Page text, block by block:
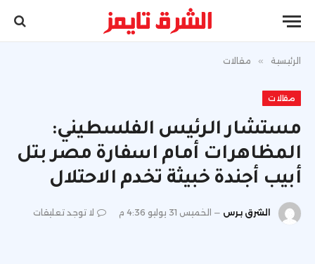
الرئيسية » مقالات
مقالات
مستشار الرئيس الفلسطيني:
المظاهرات أمام اسفارة مصر بتل
أبيب أجندة خبيثة تخدم الاحتلال
الشرق برس الخميس 31 يوليو 4:36 م لا توجد تعليقات